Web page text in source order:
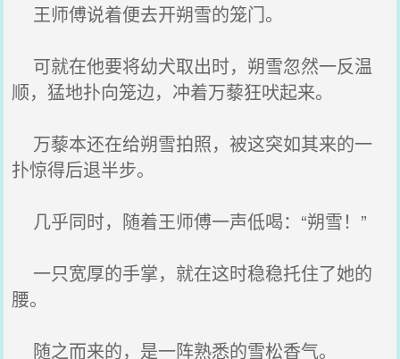
王师傅说着便去开朔雪的笼门。
可就在他要将幼犬取出时，朔雪忽然一反温
顺，猛地扑向笼边，冲着万藜狂吠起来。
万藜本还在给朔雪拍照，被这突如其来的一
扑惊得后退半步。
几乎同时，随着王师傅一声低喝：“朔雪！”
一只宽厚的手掌，就在这时稳稳托住了她的
腰。
随之而来的，是一阵熟悉的雪松香气。